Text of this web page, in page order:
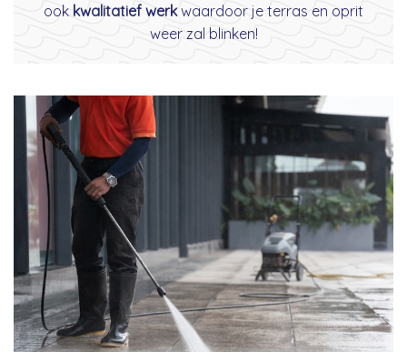
ook kwalitatief werkwaardoor je terras en oprit
weer zal blinken!